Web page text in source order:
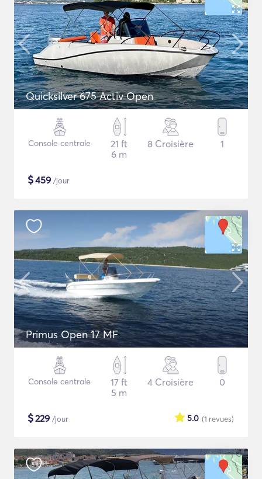
Quicksilver 675 Activ Open
Console centrale
21 ft
6 m
8 Croisière 1
$459 /jour
Primus Open 17 MF
Console centrale
17 ft
5 m
4 Croisière 0
$229 /jour (1 revues)
5.0